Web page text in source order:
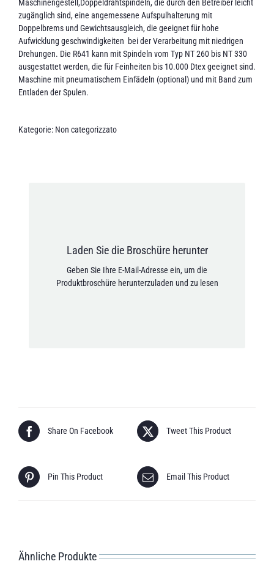
Maschinengestell,Doppeldrahtspindeln, die durch den Betreiber leicht
zugänglich sind, eine angemessene Aufspulhalterung mit
Doppelbrems und Gewichtsausgleich, die geeignet für hohe
Aufwicklung geschwindigkeiten bei der Verarbeitung mit niedrigen
Drehungen. Die R641 kann mit Spindeln vom Typ NT 260 bis NT 330
ausgestattet werden, die für Feinheiten bis 10.000 Dtex geeignet sind.
Maschine mit pneumatischem Einfädeln (optional) und mit Band zum
Entladen der Spulen.
Kategorie: Non categorizzato
Laden Sie die Broschüre herunter
Geben Sie Ihre E-Mail-Adresse ein, um die
Produktbroschüre herunterzuladen und zu lesen
Ich stimme zu, dass meine persönlichen Daten in
gespeichert werden.
[anr_nocaptcha g-recaptcha-response]
Share On Facebook Tweet This Product
Pin This Product Email This Product
Ähnliche Produkte